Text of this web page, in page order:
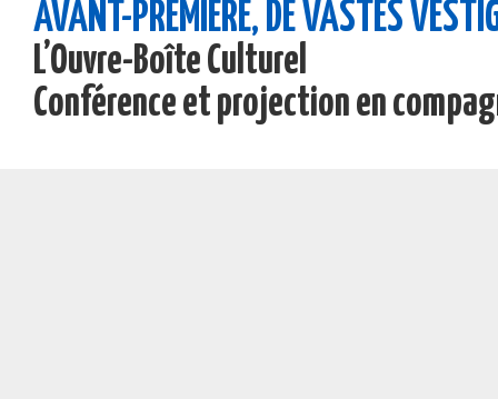
AVANT-PREMIÈRE, DE VASTES
L’Ouvre-Boîte Culturel
Conférence et projection en